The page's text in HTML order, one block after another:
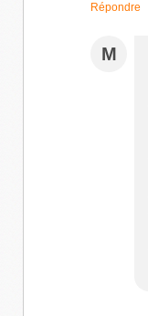
Répondre
M